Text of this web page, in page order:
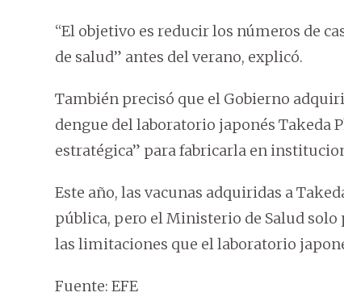
“El objetivo es reducir los números de
de salud” antes del verano, explicó.
También precisó que el Gobierno
dengue del laboratorio japonés Takeda
estratégica” para fabricarla en
Este año, las vacunas adquiridas a
pública, pero el Ministerio de Salud
las limitaciones que el laboratorio
Fuente: EFE